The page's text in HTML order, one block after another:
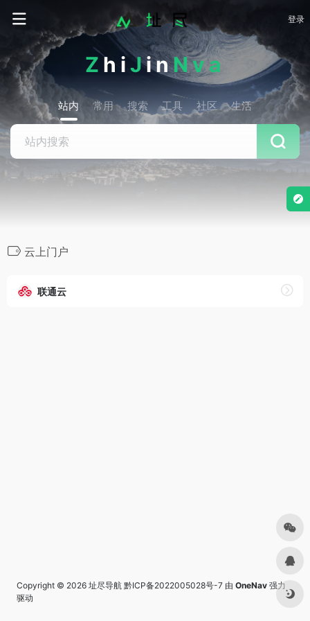
登录
ZhiJinNva
站内 常用 搜索 工具 社区 生活
云上门户
联通云
Copyright © 2026 址尽导航 黔ICP备2022005028号-7 由 OneNav 强力
驱动